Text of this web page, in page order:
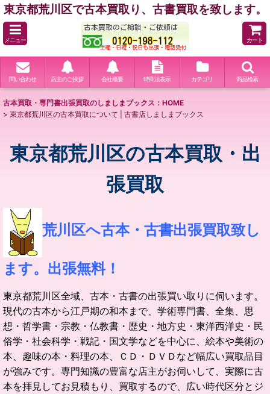
東京都荒川区で古本買取り、古書買取を致します。
メニュー カート
問い合わせ 店主のご挨拶 会社概要 特商法表示 カテゴリ 商品検索
古本買取・専門書出張買取のしましまブックス：HOME
> 東京都荒川区の古本買取について | 古書店しましまブックス
東京都荒川区の古本買取・出
張買取
荒川区へ古本・古書出張買取致し
ます。出張無料！
東京都荒川区全域、古本・古書の出張買い取りに伺います。
現代の古本から江戸期の和本まで、学術専門書、全集、思
想・哲学書・宗教・仏教書・歴史・地方史・東洋西洋史・民
俗学・社会科学・戦記・国文学などを中心に、絵本や美術の
本、趣味の本・料理の本、ＣＤ・ＤＶＤなど幅広い買取品目
が強みです。専門知識の豊富な店主がお伺いして、実際に古
本を拝見してお見積もり、買取するので、広い時代区分とジ